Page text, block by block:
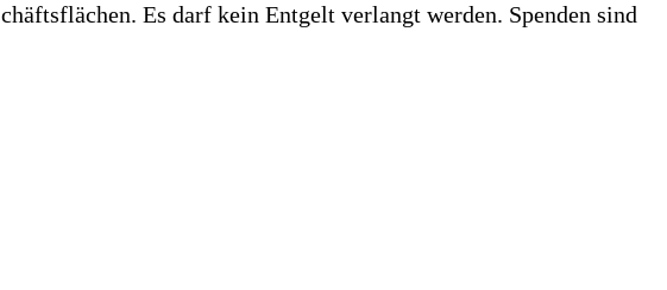
Es darf kein Entgelt verlangt werden. Spenden sind